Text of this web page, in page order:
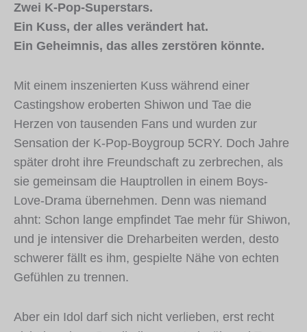
Zwei K-Pop-Superstars.
Ein Kuss, der alles verändert hat.
Ein Geheimnis, das alles zerstören könnte.
Mit einem inszenierten Kuss während einer
Castingshow eroberten Shiwon und Tae die
Herzen von tausenden Fans und wurden zur
Sensation der K-Pop-Boygroup 5CRY. Doch Jahre
später droht ihre Freundschaft zu zerbrechen, als
sie gemeinsam die Hauptrollen in einem Boys-
Love-Drama übernehmen. Denn was niemand
ahnt: Schon lange empfindet Tae mehr für Shiwon,
und je intensiver die Dreharbeiten werden, desto
schwerer fällt es ihm, gespielte Nähe von echten
Gefühlen zu trennen.
Aber ein Idol darf sich nicht verlieben, erst recht